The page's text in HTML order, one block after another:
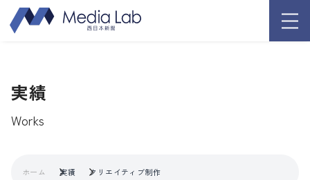
実績
Works
ホーム 実績 クリエイティブ制作